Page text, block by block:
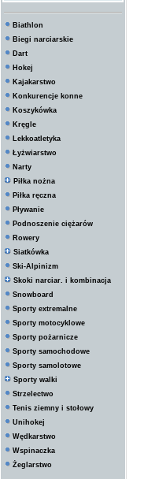
Biathlon
Biegi narciarskie
Dart
Hokej
Kajakarstwo
Konkurencje konne
Koszykówka
Kręgle
Lekkoatletyka
Łyżwiarstwo
Narty
Piłka nożna
Piłka ręczna
Pływanie
Podnoszenie ciężarów
Rowery
Siatkówka
Ski-Alpinizm
Skoki narciar. i kombinacja
Snowboard
Sporty extremalne
Sporty motocyklowe
Sporty pożarnicze
Sporty samochodowe
Sporty samolotowe
Sporty walki
Strzelectwo
Tenis ziemny i stołowy
Unihokej
Wędkarstwo
Wspinaczka
Żeglarstwo